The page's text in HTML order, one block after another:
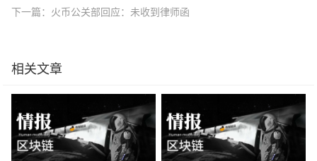
下一篇：火币公关部回应：未收到律师函
相关文章